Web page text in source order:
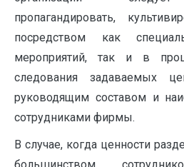
пропагандировать,
посредством как
мероприятий, так и в
следования задаваемых
руководящим составом и
сотрудниками фирмы.
В случае, когда ценности